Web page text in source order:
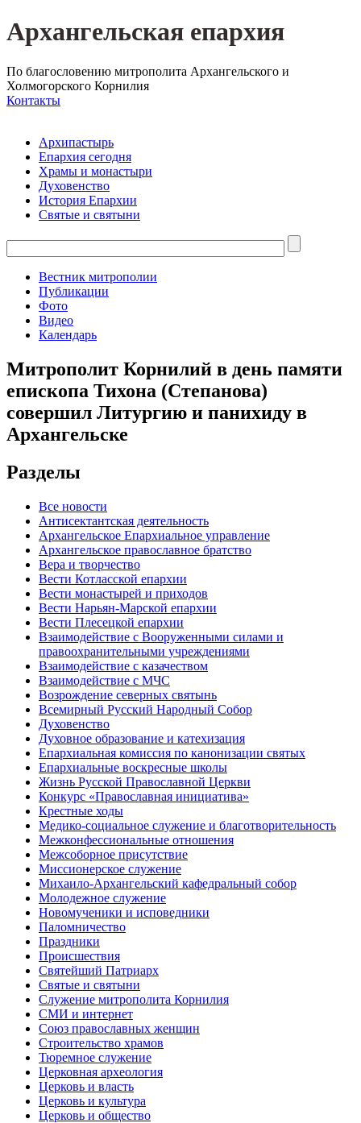
Архангельская епархия
По благословению митрополита Архангельского и
Холмогорского Корнилия
Контакты
Архипастырь
Епархия сегодня
Храмы и монастыри
Духовенство
История Епархии
Святые и святыни
Вестник митрополии
Публикации
Фото
Видео
Календарь
Митрополит Корнилий в день памяти
епископа Тихона (Степанова)
совершил Литургию и панихиду в
Архангельске
Разделы
Все новости
Антисектантская деятельность
Архангельское Епархиальное управление
Архангельское православное братство
Вера и творчество
Вести Котласской епархии
Вести монастырей и приходов
Вести Нарьян-Марской епархии
Вести Плесецкой епархии
Взаимодействие с Вооруженными силами и
правоохранительными учреждениями
Взаимодействие с казачеством
Взаимодействие с МЧС
Возрождение северных святынь
Всемирный Русский Народный Собор
Духовенство
Духовное образование и катехизация
Епархиальная комиссия по канонизации святых
Епархиальные воскресные школы
Жизнь Русской Православной Церкви
Конкурс «Православная инициатива»
Крестные ходы
Медико-социальное служение и благотворительность
Межконфессиональные отношения
Межсоборное присутствие
Миссионерское служение
Михаило-Архангельский кафедральный собор
Молодежное служение
Новомученики и исповедники
Паломничество
Праздники
Происшествия
Святейший Патриарх
Святые и святыни
Служение митрополита Корнилия
СМИ и интернет
Союз православных женщин
Строительство храмов
Тюремное служение
Церковная археология
Церковь и власть
Церковь и культура
Церковь и общество